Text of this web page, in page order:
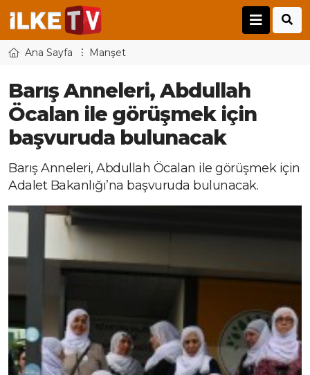
Ana Sayfa Manşet
Barış Anneleri, Abdullah
Öcalan ile görüşmek için
başvuruda bulunacak
Barış Anneleri, Abdullah Öcalan ile görüşmek için
Adalet Bakanlığı’na başvuruda bulunacak.